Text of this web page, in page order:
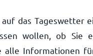
das Tageswetter
wollen, ob Sie
alle Informationen